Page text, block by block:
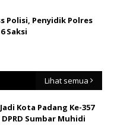
Polisi, Penyidik Polres
Saksi
Lihat semua
Kota Padang Ke-357
Sumbar Muhidi